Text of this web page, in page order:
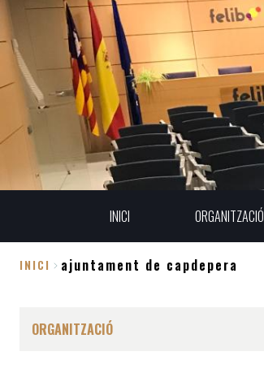
INICI ORGANITZACIÓ
d'Ariadna
INICI ajuntament de capdepera
ORGANITZACIÓ